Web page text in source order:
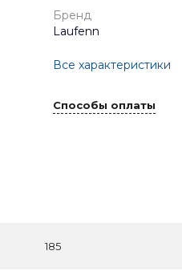
Бренд
Laufenn
Все характеристики
Способы оплаты
185